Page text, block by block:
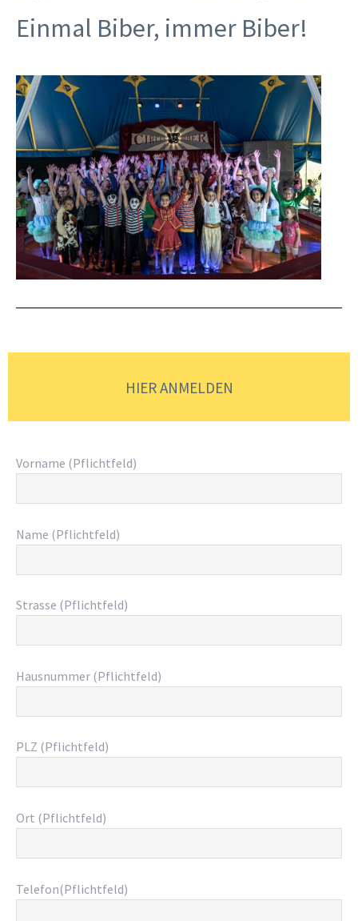
Einmal Biber, immer Biber!
HIER ANMELDEN
Vorname (Pflichtfeld)
Name (Pflichtfeld)
Strasse (Pflichtfeld)
Hausnummer (Pflichtfeld)
PLZ (Pflichtfeld)
Ort (Pflichtfeld)
Telefon(Pflichtfeld)